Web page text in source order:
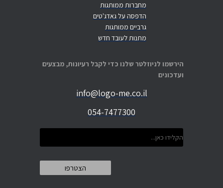
מחברות ממותגות
הדפסה על גאדג'טים
גרביים ממותגות
מתנות לעובד חדש
הירשמו לניוזלטר שלנו כדי לקבל רעיונות, מבצעים
ועדכונים
info@logo-me.co.il
054-7477300